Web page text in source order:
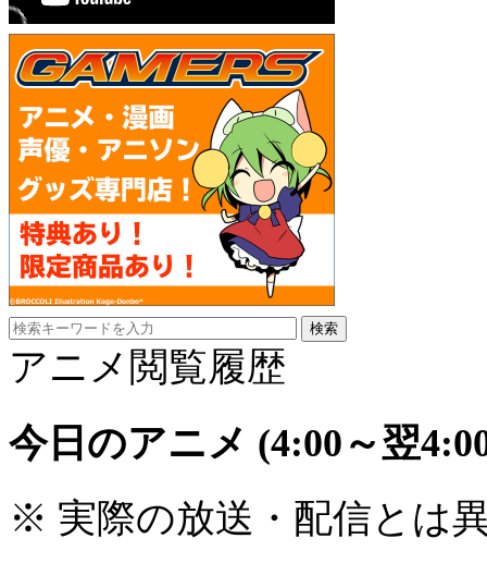
アニメ閲覧履歴
今日のアニメ (4:00～翌
※ 実際の放送・配信とは